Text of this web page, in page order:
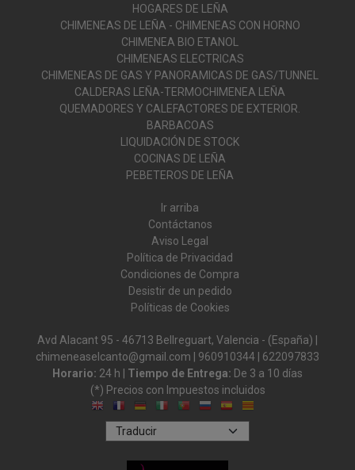
HOGARES DE LEÑA
CHIMENEAS DE LEÑA - CHIMENEAS CON HORNO
CHIMENEA BIO ETANOL
CHIMENEAS ELECTRICAS
CHIMENEAS DE GAS Y PANORAMICAS DE GAS/TUNNEL
CALDERAS LEÑA-TERMOCHIMENEA LEÑA
QUEMADORES Y CALEFACTORES DE EXTERIOR.
BARBACOAS
LIQUIDACIÓN DE STOCK
COCINAS DE LEÑA
PEBETEROS DE LEÑA
Ir arriba
Contáctanos
Aviso Legal
Política de Privacidad
Condiciones de Compra
Desistir de un pedido
Políticas de Cookies
Avd Alacant 95 - 46713 Bellreguart, Valencia - (España) |
chimeneaselcanto@gmail.com | 960910344
622097833
Horario: 24 h | Tiempo de Entrega: De 3 a 10 días
(*) Precios con Impuestos incluidos